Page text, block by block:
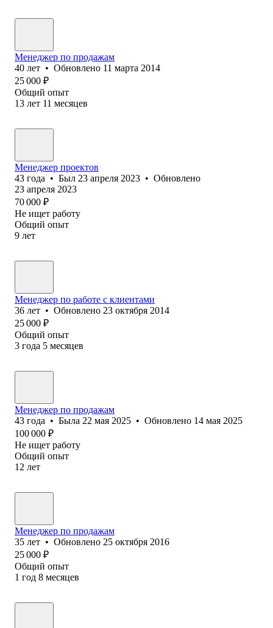
Менеджер по продажам
40 лет • Обновлено 11 марта 2014
25 000 ₽
Общий опыт
13 лет 11 месяцев
Менеджер проектов
43 года • Был 23 апреля 2023 • Обновлено
23 апреля 2023
70 000 ₽
Не ищет работу
Общий опыт
9 лет
Менеджер по работе с клиентами
36 лет • Обновлено 23 октября 2014
25 000 ₽
Общий опыт
3 года 5 месяцев
Менеджер по продажам
43 года • Была 22 мая 2025 • Обновлено 14 мая 2025
100 000 ₽
Не ищет работу
Общий опыт
12 лет
Менеджер по продажам
35 лет • Обновлено 25 октября 2016
25 000 ₽
Общий опыт
1 год 8 месяцев